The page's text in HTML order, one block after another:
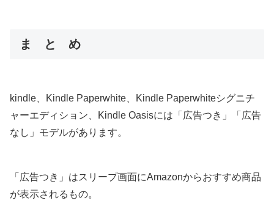
ま と め
kindle、Kindle Paperwhite、Kindle Paperwhiteシグニチ
ャーエディション、Kindle Oasisには「広告つき」「広告
なし」モデルがあります。
「広告つき」はスリープ画面にAmazonからおすすめ商品
が表示されるもの。